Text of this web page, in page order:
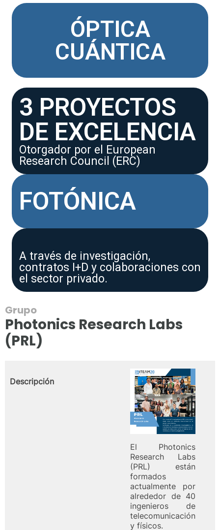
ÓPTICA
CUÁNTICA
3 PROYECTOS
DE EXCELENCIA
Otorgador por el European
Research Council (ERC)
FOTÓNICA
A través de investigación,
contratos I+D y colaboraciones con
el sector privado.
Grupo
Photonics Research Labs
(PRL)
Descripción
El Photonics
Research Labs
(PRL) están
formados
actualmente por
alrededor de 40
ingenieros de
telecomunicación
y físicos.